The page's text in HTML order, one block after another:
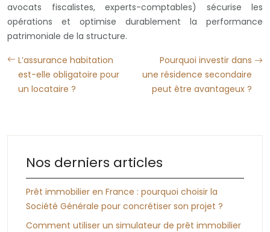
avocats fiscalistes, experts-comptables) sécurise les
opérations et optimise durablement la performance
patrimoniale de la structure.
L’assurance habitation
est-elle obligatoire pour
un locataire ?
Pourquoi investir dans
une résidence secondaire
peut être avantageux ?
Nos derniers articles
Prêt immobilier en France : pourquoi choisir la
Société Générale pour concrétiser son projet ?
Comment utiliser un simulateur de prêt immobilier